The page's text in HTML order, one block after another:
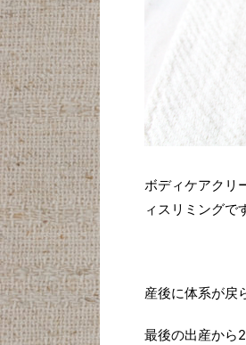
ボディケアクリ
ィスリミングで
産後に体系が戻
最後の出産から